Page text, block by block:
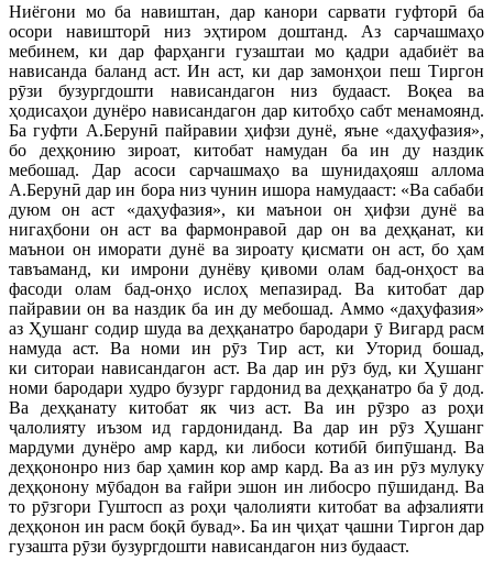
Ниёгони мо ба навиштан, дар канори сарвати гуфторӣ ба
осори навишторӣ низ эҳтиром доштанд. Аз сарчашмаҳо
мебинем, ки дар фарҳанги гузаштаи мо қадри адабиёт ва
нависанда баланд аст. Ин аст, ки дар замонҳои пеш Тиргон
рӯзи бузургдошти нависандагон низ будааст. Воқеа ва
ҳодисаҳои дунёро нависандагон дар китобҳо сабт менамоянд.
Ба гуфти А.Берунӣ пайравии ҳифзи дунё, яъне «даҳуфазия»,
бо деҳқонию зироат, китобат намудан ба ин ду наздик
мебошад. Дар асоси сарчашмаҳо ва шунидаҳояш аллома
А.Берунӣ дар ин бора низ чунин ишора намудааст: «Ва сабаби
дуюм он аст «даҳуфазия», ки маънои он ҳифзи дунё ва
нигаҳбони он аст ва фармонравоӣ дар он ва деҳқанат, ки
маънои он иморати дунё ва зироату қисмати он аст, бо ҳам
тавъаманд, ки имрони дунёву қивоми олам бад-онҳост ва
фасоди олам бад-онҳо ислоҳ мепазирад. Ва китобат дар
пайравии он ва наздик ба ин ду мебошад. Аммо «даҳуфазия»
аз Ҳушанг содир шуда ва деҳқанатро бародари ӯ Вигард расм
намуда аст. Ва номи ин рӯз Тир аст, ки Уторид бошад,
ки ситораи нависандагон аст. Ва дар ин рӯз буд, ки Ҳушанг
номи бародари худро бузург гардонид ва деҳқанатро ба ӯ дод.
Ва деҳқанату китобат як чиз аст. Ва ин рӯзро аз роҳи
ҷалолияту иъзом ид гардониданд. Ва дар ин рӯз Ҳушанг
мардуми дунёро амр кард, ки либоси котибӣ бипӯшанд. Ва
деҳқононро низ бар ҳамин кор амр кард. Ва аз ин рӯз мулуку
деҳқонону мӯбадон ва ғайри эшон ин либосро пӯшиданд. Ва
то рӯзгори Гуштосп аз роҳи ҷалолияти китобат ва афзалияти
деҳқонон ин расм боқӣ бувад». Ба ин ҷиҳат ҷашни Тиргон дар
гузашта рӯзи бузургдошти нависандагон низ будааст.